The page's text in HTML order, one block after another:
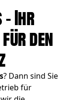
Ihr
den
? Dann sind Sie
für